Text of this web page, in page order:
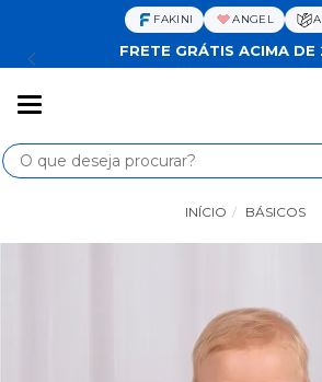
FAKINI ANGEL
FRETE GRÁTIS ACIMA DE
Busca
INÍCIO BÁSICOS